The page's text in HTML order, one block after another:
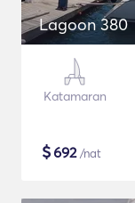
Lagoon 380
Katamaran
$692/nat